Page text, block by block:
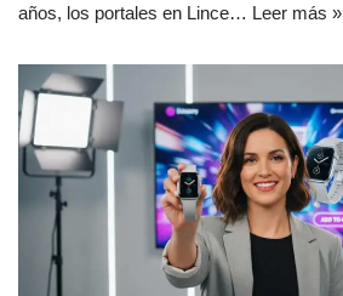
años, los portales en Lince… Leer más »